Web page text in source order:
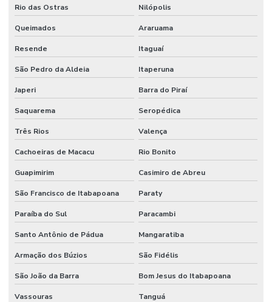
Projeto de detecção e alarme de incêndio
Projeto de hidrante
Projeto de infraestrutura industrial
Projeto de montagem de estrutura metalica
Projeto de prevenção e combate a incêndio e pânico
Projeto de proteção contra incêndio
Projeto rede de sprinklers
Projeto de segurança contra incêndio e pânico
Projeto de sistema de combate a incêndio
Projeto de sprinkler
Projeto técnico corpo de bombeiros
Rio das Ostras Nilópolis
Queimados Araruama
Resende Itaguaí
São Pedro da Aldeia Itaperuna
Japeri Barra do Piraí
Saquarema Seropédica
Três Rios Valença
Cachoeiras de Macacu Rio Bonito
Guapimirim Casimiro de Abreu
São Francisco de Itabapoana Paraty
Paraíba do Sul Paracambi
Santo Antônio de Pádua Mangaratiba
Armação dos Búzios São Fidélis
São João da Barra Bom Jesus do Itabapoana
Vassouras Tanguá